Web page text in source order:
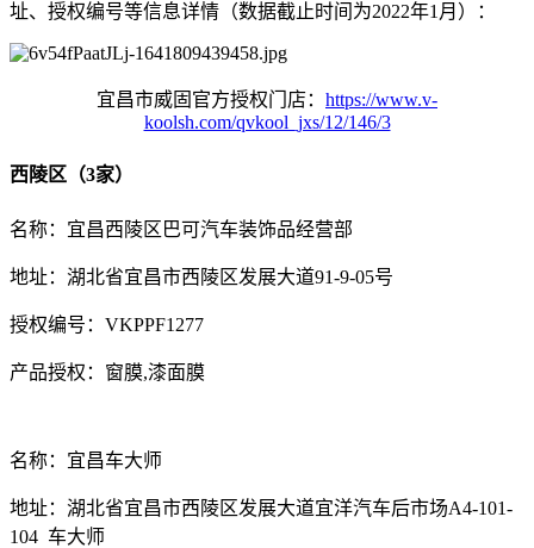
址、授权编号等信息详情（数据截止时间为2022年1月）：
宜昌市威固官方授权门店： https://www.v-
koolsh.com/qvkool_jxs/12/146/3
西陵区（3家）
名称：宜昌西陵区巴可汽车装饰品经营部
地址：湖北省宜昌市西陵区发展大道91-9-05号
授权编号：VKPPF1277
产品授权：窗膜,漆面膜
名称：宜昌车大师
地址：湖北省宜昌市西陵区发展大道宜洋汽车后市场A4-101-
104 车大师